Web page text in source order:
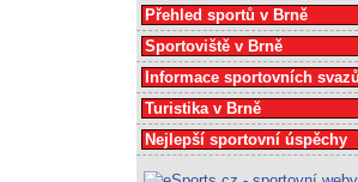
Přehled sportů v Brně
Sportoviště v Brně
Informace sportovních svazů
Turistika v Brně
Nejlepší sportovní úspěchy